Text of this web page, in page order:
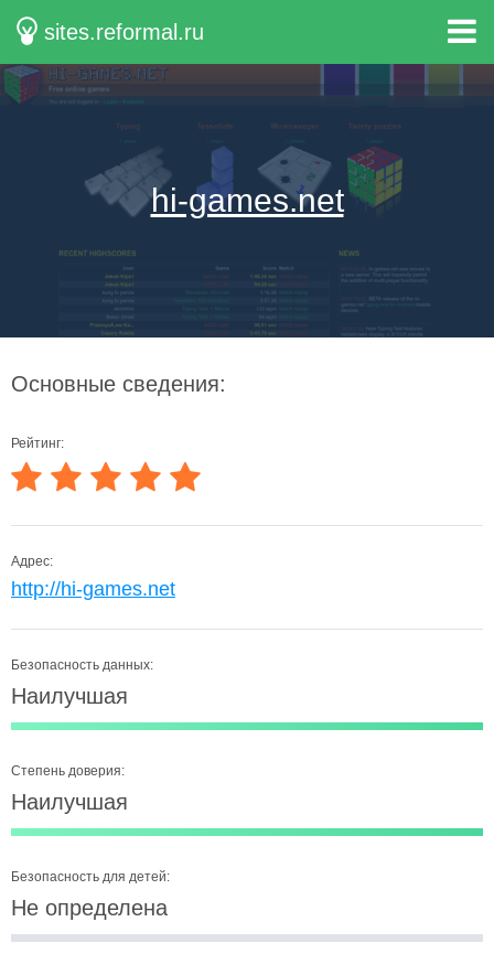
sites.reformal.ru
hi-games.net
Основные сведения:
Рейтинг:
Адрес:
http://hi-games.net
Безопасность данных:
Наилучшая
Степень доверия:
Наилучшая
Безопасность для детей:
Не определена